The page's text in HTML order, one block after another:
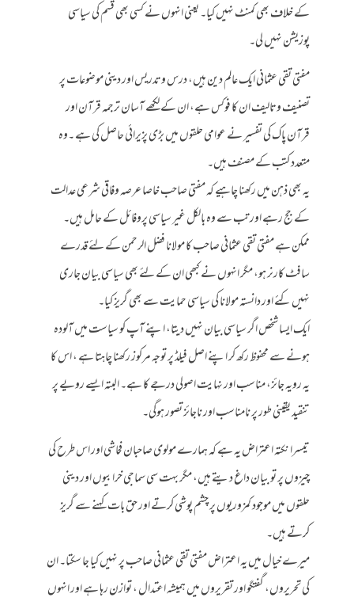
کے خلاف بھی کمنٹ نہیں کیا۔ یعنی انہوں نے کسی بھی قسم کی سیاسی
پوزیشن نہیں لی۔
مفتی تقی عثمانی ایک عالم دین ہیں، درس وتدریس اور دینی موضوعات پر
تصنیف وتالیف ان کا فوکس ہے، ان کے لکھے آسان ترجمہ قرآن اور
قرآن پاک کی تفسیر نے عوامی حلقوں میں بڑی پزیرائی حاصل کی ہے ۔وہ
متعدد کتب کے مصنف ہیں۔
یہ بھی ذہن میں رکھنا چاہیے کہ مفتی صاحب خاصا عرصہ وفاقی شرعی عدالت
کے جج رہے اور تب سے وہ بالکل غیر سیاسی پروفائل کے حامل ہیں۔
ممکن ہے مفتی تقی عثمانی صاحب کا مولانا فضل الرحمن کے لئے قدرے
سافٹ کارنر ہو، مگر انہوں نے کبھی ان کے لئے بھی سیاسی بیان جاری
نہیں کئے اور دانستہ مولانا کی سیاسی حمایت سے بھی گریز کیا۔
ایک ایسا شخص اگر سیاسی بیان نہیں دیتا، اپنے آپ کو سیاست میں آلودہ
ہونے سے محفوظ رکھ کر اپنے اصل فیلڈ پر توجہ مرکوز رکھنا چاہتا ہے ، اس کا
یہ رویہ جائز، مناسب اور نہایت اصولی درجے کا ہے۔ البتہ ایسے رویے پر
تنقید یقینی طور پر نامناسب اور ناجائز تصور ہوگی۔
تیسرا نکتہ اعتراض یہ ہے کہ ہمارے مولوی صاحبان فحاشی اور اس طرح کی
چیزوں پر تو بیان داغ دیتے ہیں، مگر بہت سی سماجی خرابیوں اور دینی
حلقوں میں موجود کمزوریوں پر چشم پوشی کرتے اور حق بات کہنے سے گریز
کرتے ہیں۔
میرے خیال میں یہ اعتراض مفتی تقی عثمانی صاحب پر نہیں کیا جا سکتا۔ ان
کی تحریروں، گفتگو اور تقریروں میں ہمیشہ اعتدال ، توازن رہا ہے اور انہوں